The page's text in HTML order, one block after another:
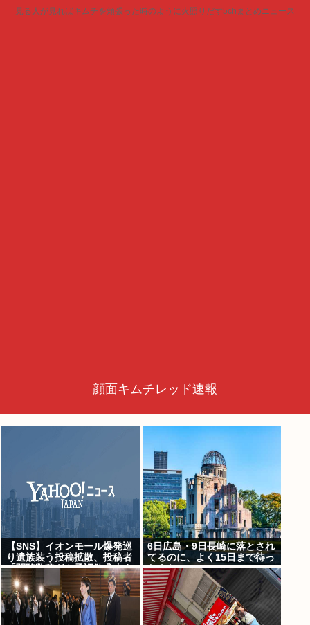
見る人が見ればキムチを頬張った時のように火照りだす5chまとめニュース
顔面キムチレッド速報
【SNS】イオンモール爆発巡
り遺族装う投稿拡散、投稿者
「閲覧数稼ぎや承認欲求止ま
らなくなった」
6日広島・9日長崎に落とされ
てるのに、よく15日まで待っ
たよな